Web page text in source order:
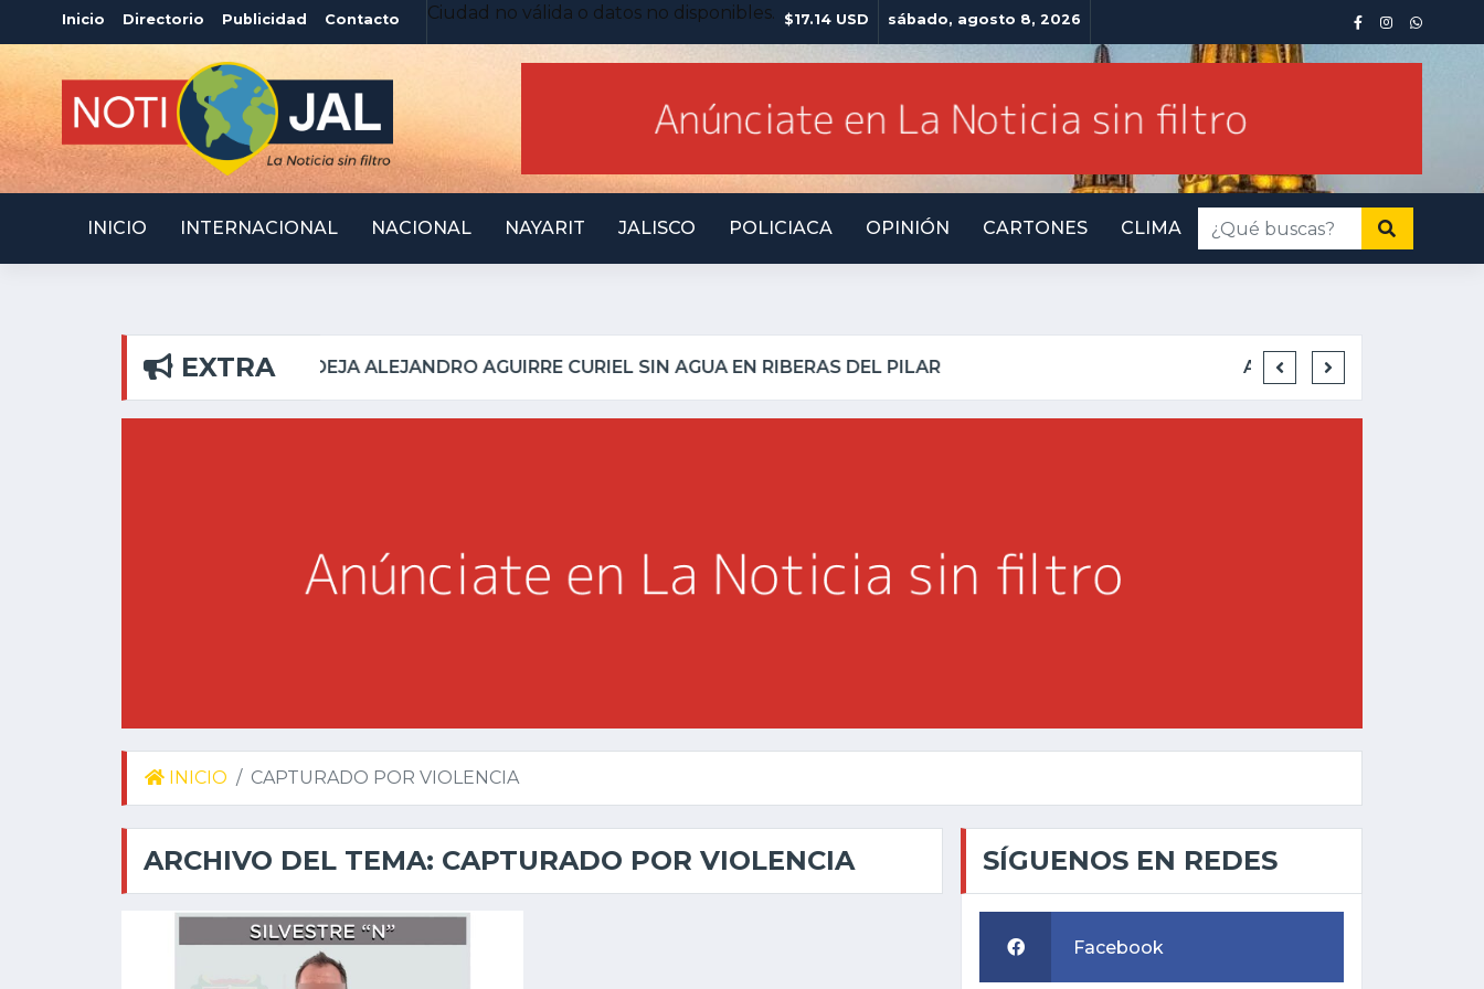
Inicio Directorio Publicidad Contacto Ciudad no válida o datos no disponibles. $17.14 USD sábado, agosto 8, 2026
INICIO INTERNACIONAL NACIONAL NAYARIT JALISCO POLICIACA OPINIÓN CARTONES CLIMA
EXTRA
RIBERAS DEL PILAR ATOTONILQUILLO INSEGURO Y AL VIRREY NO LE IMPORTA
INICIO CAPTURADO POR VIOLENCIA
ARCHIVO DEL TEMA: CAPTURADO POR VIOLENCIA SÍGUENOS EN REDES
Facebook